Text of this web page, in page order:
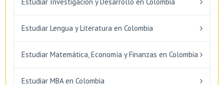
Estudiar Lengua y Literatura en Colombia
Estudiar Matemática, Economía y Finanzas en Colombia
Estudiar MBA en Colombia